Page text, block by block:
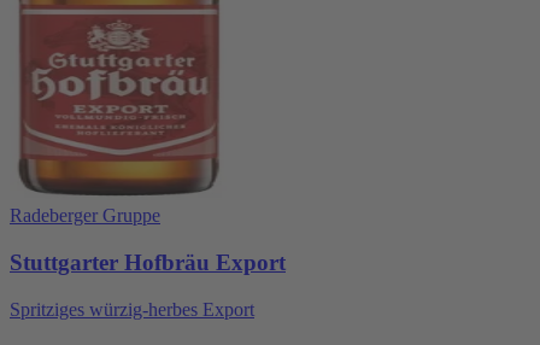
Radeberger Gruppe
Stuttgarter Hofbräu Export
Spritziges würzig-herbes Export